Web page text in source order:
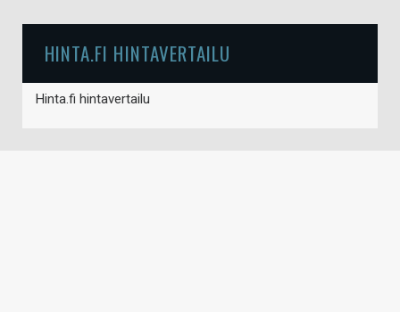
HINTA.FI HINTAVERTAILU
Hinta.fi hintavertailu